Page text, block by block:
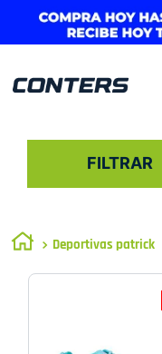
FILTRAR
Deportivas patrick